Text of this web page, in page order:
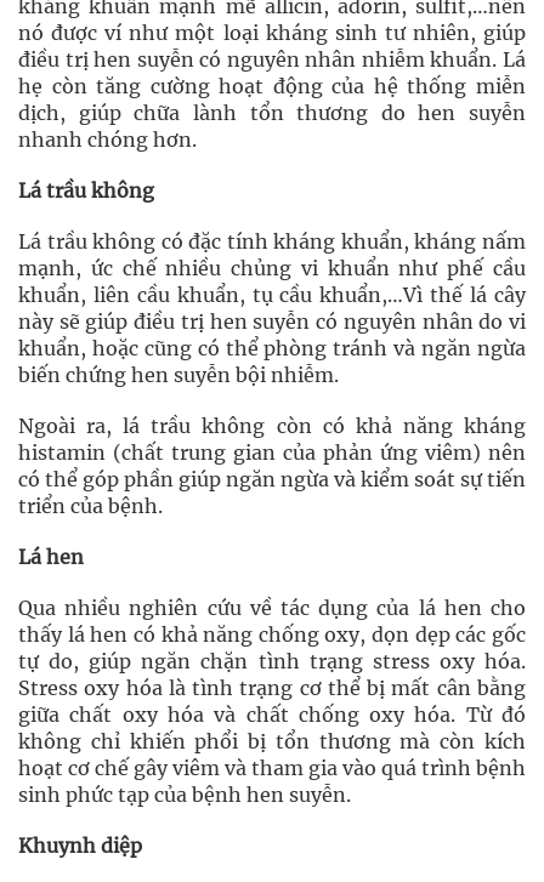
kháng khuẩn mạnh mẽ allicin, adorin, sulfit,…nên
nó được ví như một loại kháng sinh tư nhiên, giúp
điều trị hen suyễn có nguyên nhân nhiễm khuẩn. Lá
hẹ còn tăng cường hoạt động của hệ thống miễn
dịch, giúp chữa lành tổn thương do hen suyễn
nhanh chóng hơn.
Lá trầu không
Lá trầu không có đặc tính kháng khuẩn, kháng nấm
mạnh, ức chế nhiều chủng vi khuẩn như phế cầu
khuẩn, liên cầu khuẩn, tụ cầu khuẩn,…Vì thế lá cây
này sẽ giúp điều trị hen suyễn có nguyên nhân do vi
khuẩn, hoặc cũng có thể phòng tránh và ngăn ngừa
biến chứng hen suyễn bội nhiễm.
Ngoài ra, lá trầu không còn có khả năng kháng
histamin (chất trung gian của phản ứng viêm) nên
có thể góp phần giúp ngăn ngừa và kiểm soát sự tiến
triển của bệnh.
Lá hen
Qua nhiều nghiên cứu về tác dụng của lá hen cho
thấy lá hen có khả năng chống oxy, dọn dẹp các gốc
tự do, giúp ngăn chặn tình trạng stress oxy hóa.
Stress oxy hóa là tình trạng cơ thể bị mất cân bằng
giữa chất oxy hóa và chất chống oxy hóa. Từ đó
không chỉ khiến phổi bị tổn thương mà còn kích
hoạt cơ chế gây viêm và tham gia vào quá trình bệnh
sinh phức tạp của bệnh hen suyễn.
Khuynh diệp